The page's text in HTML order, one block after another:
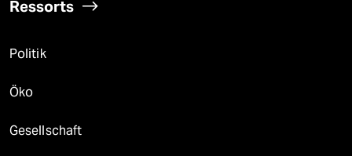
Ressorts
Politik
Öko
Gesellschaft